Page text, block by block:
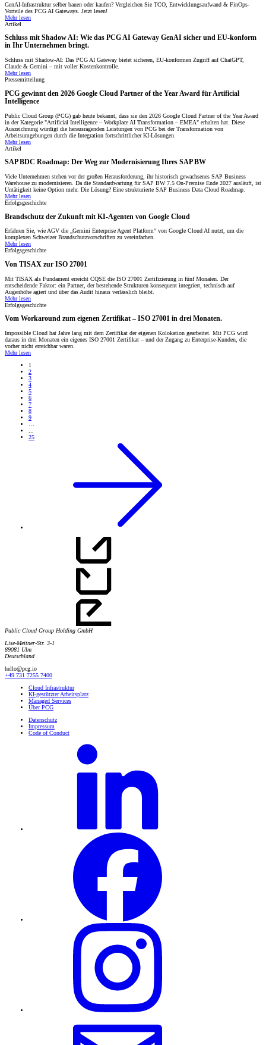
GenAI-Infrastruktur selber bauen oder kaufen? Vergleichen Sie TCO, Entwicklungsaufwand & FinOps-
Vorteile des PCG AI Gateways. Jetzt lesen!
Mehr lesen
Artikel
Schluss mit Shadow AI: Wie das PCG AI Gateway GenAI sicher und EU-konform
in Ihr Unternehmen bringt.
Schluss mit Shadow-AI: Das PCG AI Gateway bietet sicheren, EU-konformen Zugriff auf ChatGPT,
Claude & Gemini – mit voller Kostenkontrolle.
Mehr lesen
Pressemitteilung
PCG gewinnt den 2026 Google Cloud Partner of the Year Award für Artificial
Intelligence
Public Cloud Group (PCG) gab heute bekannt, dass sie den 2026 Google Cloud Partner of the Year Award
in der Kategorie "Artificial Intelligence – Workplace AI Transformation – EMEA" erhalten hat. Diese
Auszeichnung würdigt die herausragenden Leistungen von PCG bei der Transformation von
Arbeitsumgebungen durch die Integration fortschrittlicher KI-Lösungen.
Mehr lesen
Artikel
SAP BDC Roadmap: Der Weg zur Modernisierung Ihres SAP BW
Viele Unternehmen stehen vor der großen Herausforderung, ihr historisch gewachsenes SAP Business
Warehouse zu modernisieren. Da die Standardwartung für SAP BW 7.5 On-Premise Ende 2027 ausläuft, ist
Untätigkeit keine Option mehr. Die Lösung? Eine strukturierte SAP Business Data Cloud Roadmap.
Mehr lesen
Erfolgsgeschichte
Brandschutz der Zukunft mit KI-Agenten von Google Cloud
Erfahren Sie, wie AGV die „Gemini Enterprise Agent Platform“ von Google Cloud AI nutzt, um die
komplexen Schweizer Brandschutzvorschriften zu vereinfachen.
Mehr lesen
Erfolgsgeschichte
Von TISAX zur ISO 27001
Mit TISAX als Fundament erreicht CQSE die ISO 27001 Zertifizierung in fünf Monaten. Der
entscheidende Faktor: ein Partner, der bestehende Strukturen konsequent integriert, technisch auf
Augenhöhe agiert und über das Audit hinaus verlässlich bleibt.
Mehr lesen
Erfolgsgeschichte
Vom Workaround zum eigenen Zertifikat – ISO 27001 in drei Monaten.
Impossible Cloud hat Jahre lang mit dem Zertifikat der eigenen Kolokation gearbeitet. Mit PCG wird
daraus in drei Monaten ein eigenes ISO 27001 Zertifikat – und der Zugang zu Enterprise-Kunden, die
vorher nicht erreichbar waren.
Mehr lesen
1
2
3
4
5
6
7
8
9
25
Public Cloud Group Holding GmbH
Lise-Meitner-Str. 3-1
89081 Ulm
Deutschland
hello@pcg.io
+49 731 7255 7400
Cloud Infrastruktur
KI-gestützter Arbeitsplatz
Managed Services
Über PCG
Datenschutz
Impressum
Code of Conduct